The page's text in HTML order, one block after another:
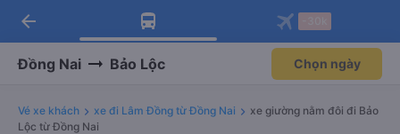
Tải app Vexere ngay!
Nhận ưu đãi thành viên độc
Mở app
Tải app Vexere
-30k/ghế khi đặt vé máy bay qua
Mở app
arrow_back
Đồng Nai Bảo Lộc Chọn ngày
Vé xe khách xe đi Lâm Đồng từ Đồng Nai
xe giường nằm đôi đi Bảo
Lộc từ Đồng Nai